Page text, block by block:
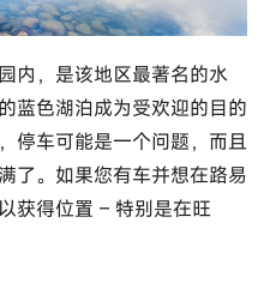
内，是该地区最著名的水
蓝色湖泊成为受欢迎的目的
停车可能是一个问题，而且
了。如果您有车并想在路易
获得位置 – 特别是在旺